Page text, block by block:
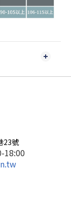
23號
18:00